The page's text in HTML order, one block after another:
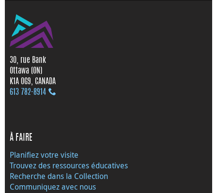
30, rue Bank
Ottawa (ON)
K1A 0G9, CANADA
613 782‑8914
À FAIRE
Planifiez votre visite
Trouvez des ressources éducatives
Recherche dans la Collection
Communiquez avec nous